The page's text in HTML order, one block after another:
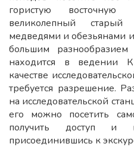
гористую
великолепный
медведями и обезьянами
большим
находится в ведении
качестве
требуется разрешение.
на исследовательской
его можно посетить
получить доступ и
присоединившись к